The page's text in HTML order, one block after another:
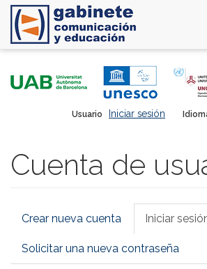
Usuario Iniciar sesión
Cuenta de
Solapas
Crear nueva cuenta Iniciar
Solicitar una nueva contraseña